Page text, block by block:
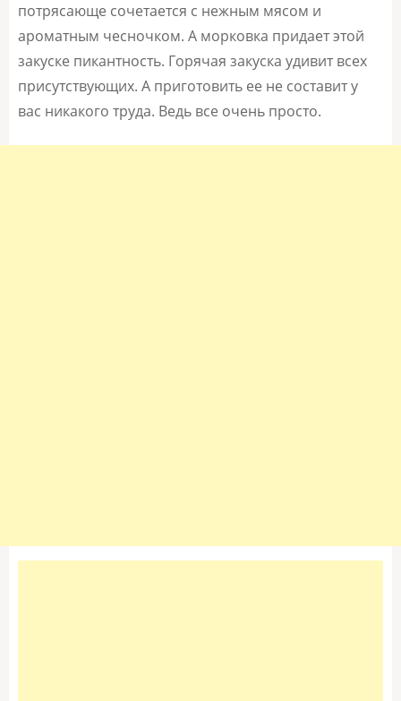
потрясающе сочетается с нежным мясом и
ароматным чесночком. А морковка придает этой
закуске пикантность. Горячая закуска удивит всех
присутствующих. А приготовить ее не составит у
вас никакого труда. Ведь все очень просто.